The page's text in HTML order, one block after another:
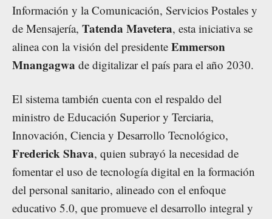
Información y la Comunicación, Servicios Postales y
de Mensajería, Tatenda Mavetera, esta iniciativa se
alinea con la visión del presidente Emmerson
Mnangagwa de digitalizar el país para el año 2030.
El sistema también cuenta con el respaldo del
ministro de Educación Superior y Terciaria,
Innovación, Ciencia y Desarrollo Tecnológico,
Frederick Shava, quien subrayó la necesidad de
fomentar el uso de tecnología digital en la formación
del personal sanitario, alineado con el enfoque
educativo 5.0, que promueve el desarrollo integral y